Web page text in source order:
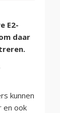
E2-
daar
kunnen
en ook